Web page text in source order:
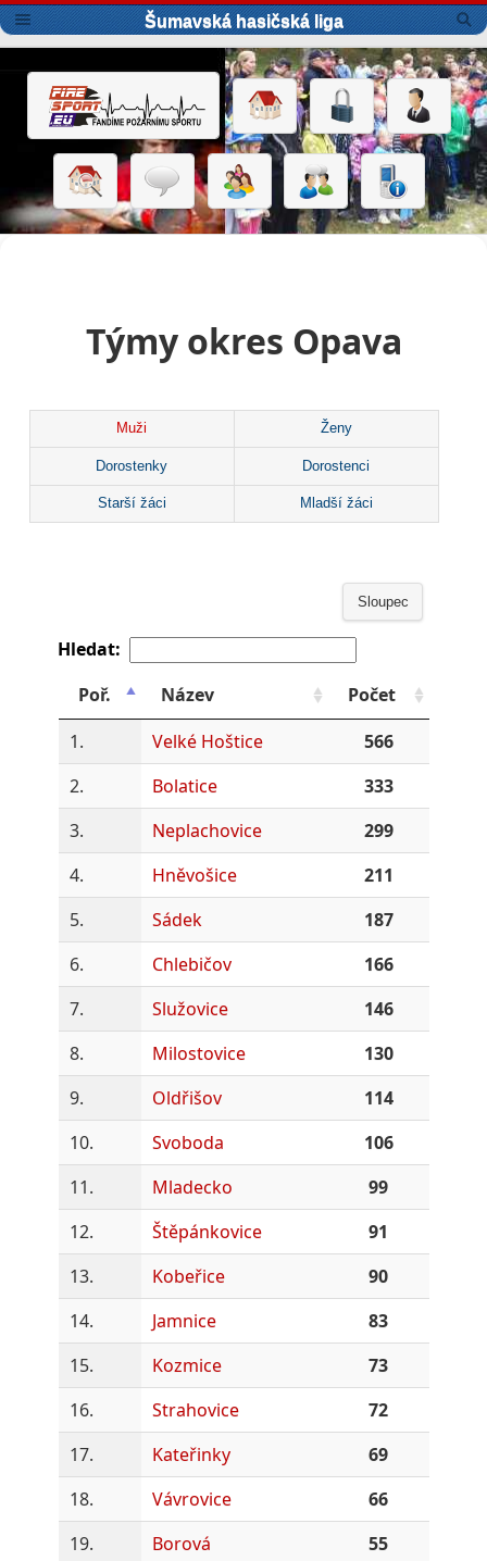
Šumavská hasičská liga
Týmy okres Opava
Muži Ženy
Dorostenky Dorostenci
Starší žáci Mladší žáci
Sloupec
Hledat:
Poř.
Název
Počet
1.
Velké Hoštice
566
2.
Bolatice
333
3.
Neplachovice
299
4.
Hněvošice
211
5.
Sádek
187
6.
Chlebičov
166
7.
Služovice
146
8.
Milostovice
130
9.
Oldřišov
114
10.
Svoboda
106
11.
Mladecko
99
12.
Štěpánkovice
91
13.
Kobeřice
90
14.
Jamnice
83
15.
Kozmice
73
16.
Strahovice
72
17.
Kateřinky
69
18.
Vávrovice
66
19.
Borová
55